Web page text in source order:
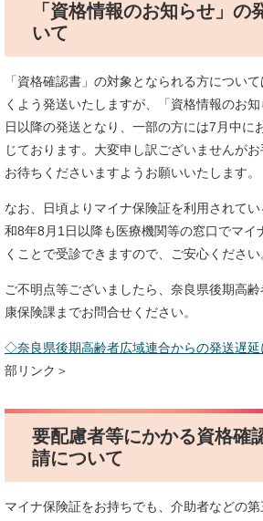
「資格情報のお知らせ」の
いて
「資格確認書」の対象となられる方につい
くよう発送いたしますが、「資格情報のお
日以降の発送となり、一部の方には7月中に
じております。大変申し訳ございませんが
お待ちくださいますようお願いいたします。
なお、日頃よりマイナ保険証を利用されて
和8年8月1日以降も医療機関等の窓口でマイ
くことで受診できますので、ご安心ください
ご不明点等ございましたら、奈良県後期高
康保険課までお問合せください。
◇奈良県後期高齢者広域連合からの発送遅
部リンク＞
要配慮者等にかかる資格確
請について
マイナ保険証をお持ちでも、介助者などの